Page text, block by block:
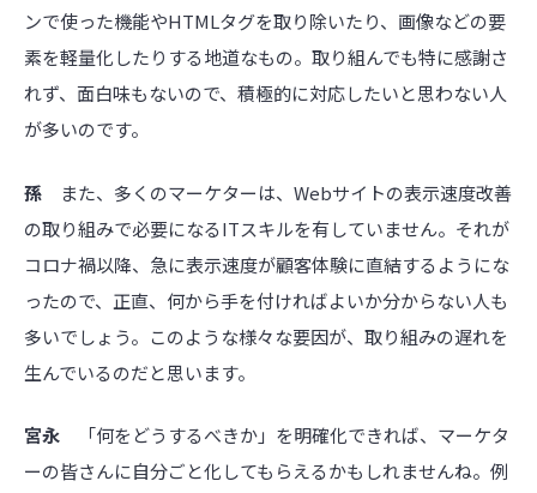
ンで使った機能やHTMLタグを取り除いたり、画像などの要
素を軽量化したりする地道なもの。取り組んでも特に感謝さ
れず、面白味もないので、積極的に対応したいと思わない人
が多いのです。
孫 また、多くのマーケターは、Webサイトの表示速度改善
の取り組みで必要になるITスキルを有していません。それが
コロナ禍以降、急に表示速度が顧客体験に直結するようにな
ったので、正直、何から手を付ければよいか分からない人も
多いでしょう。このような様々な要因が、取り組みの遅れを
生んでいるのだと思います。
宮永 「何をどうするべきか」を明確化できれば、マーケタ
ーの皆さんに自分ごと化してもらえるかもしれませんね。例